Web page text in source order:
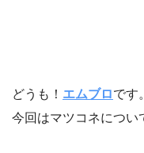
どうも！ エムブロです。
今回はマツコネについ